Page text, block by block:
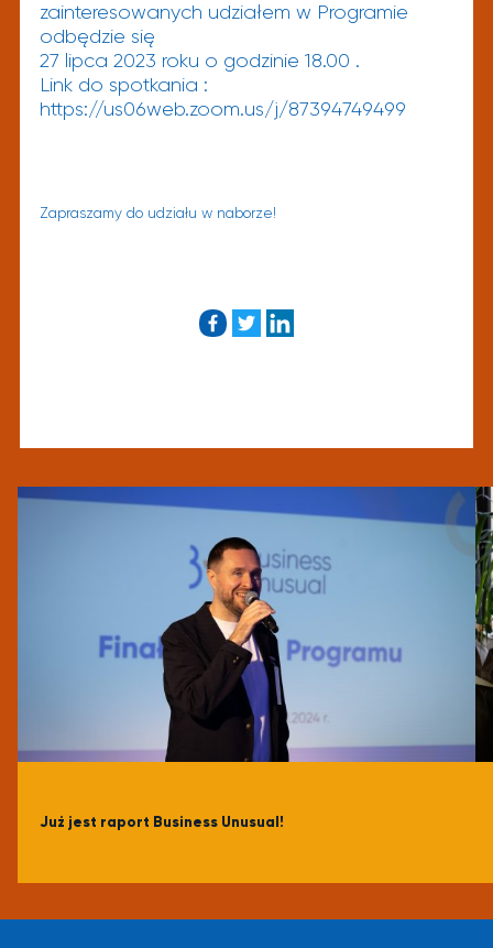
zainteresowanych udziałem w Programie
odbędzie się
27 lipca 2023 roku o godzinie 18.00 .
Link do spotkania :
https://us06web.zoom.us/j/87394749499
Zapraszamy do udziału w naborze!
Spotkanie sieciujące dla I i II edycji BU